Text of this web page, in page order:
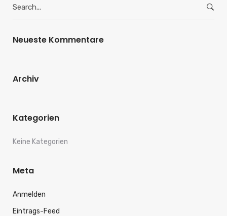
Neueste Kommentare
Archiv
Kategorien
Keine Kategorien
Meta
Anmelden
Eintrags-Feed